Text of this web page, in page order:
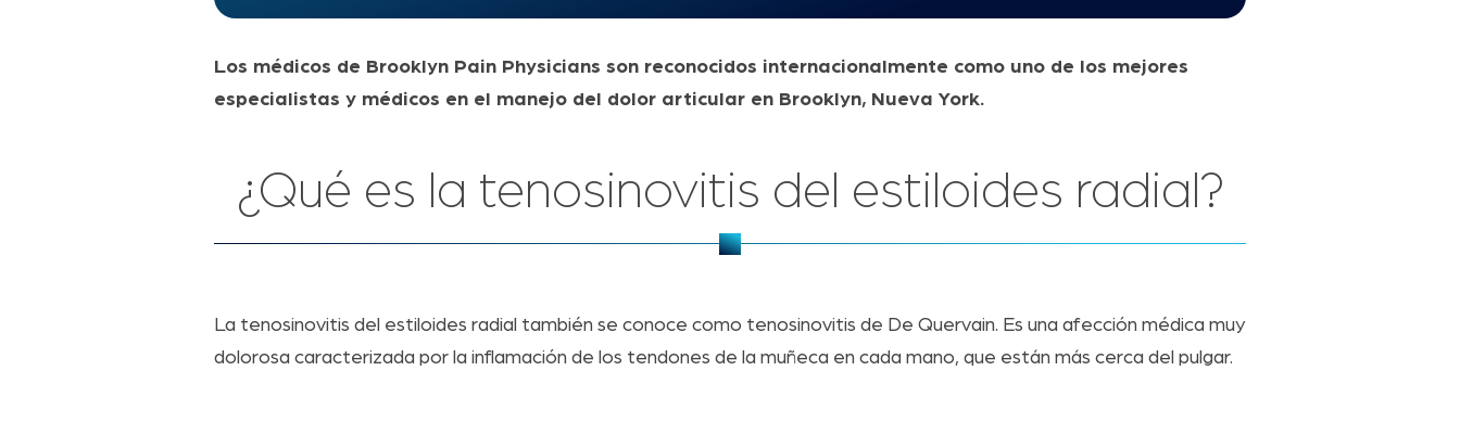
Los médicos de Brooklyn Pain Physicians son reconocidos internacionalmente como uno de los mejores
especialistas y médicos en el manejo del dolor articular en Brooklyn, Nueva York.
¿Qué es la tenosinovitis del estiloides radial?
La tenosinovitis del estiloides radial también se conoce como tenosinovitis de De Quervain. Es una afección médica muy
dolorosa caracterizada por la inflamación de los tendones de la muñeca en cada mano, que están más cerca del pulgar.